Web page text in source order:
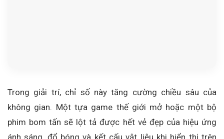
Trong giải trí, chỉ số này tăng cường chiều sâu của
không gian. Một tựa game thế giới mở hoặc một bộ
phim bom tấn sẽ lột tả được hết vẻ đẹp của hiệu ứng